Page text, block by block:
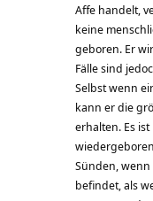
Affe handelt,
keine
geboren. Er
Fälle sind
Selbst wenn
kann er die
erhalten. Es
Sünden,
befindet, als